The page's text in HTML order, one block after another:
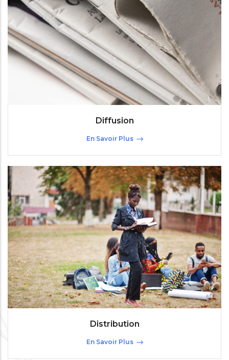
Diffusion
En Savoir Plus
Distribution
En Savoir Plus